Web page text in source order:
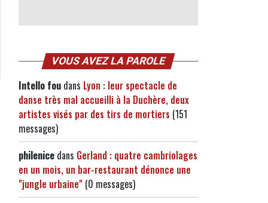
VOUS AVEZ LA PAROLE
Intello fou dans Lyon : leur spectacle de
danse très mal accueilli à la Duchère, deux
artistes visés par des tirs de mortiers (151
messages)
philenice dans Gerland : quatre cambriolages
en un mois, un bar-restaurant dénonce une
"jungle urbaine" (0 messages)